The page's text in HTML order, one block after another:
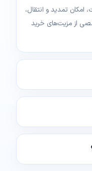
امکان تمدید و انتقال،
از مزیت‌های خرید